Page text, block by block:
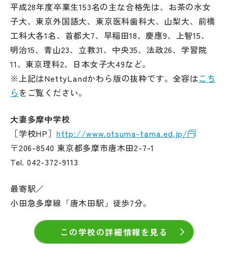
平成28年度卒業生153名の主な合格先は、お茶の水女
子大、東京外国語大、東京医科歯科大、山梨大、前橋
工科大各1名、首都大7、早稲田18、慶應9、上智15、
明治15、青山23、立教31、中央35、法政26、学習院
11、東京理科2、日本女子大49など。
※上記はNettyLandかわら版の抜粋です。全容はこち
ら をご覧ください。
大妻多摩中学校
［学校HP］ http://www.otsuma-tama.ed.jp/
〒206-8540 東京都多摩市唐木田2-7-1
Tel. 042-372-9113
最寄駅／
小田急多摩線「唐木田駅」徒歩7分。
この学校の詳細情報を見る